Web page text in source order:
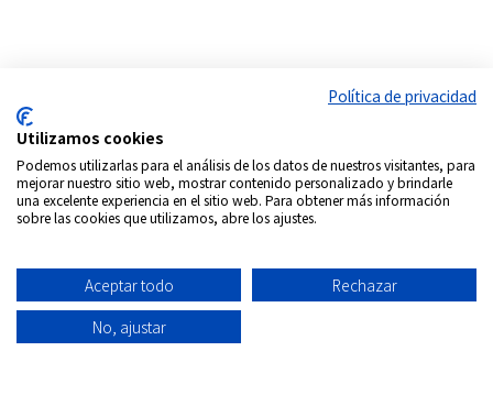
Síguenos en:
Todos los derechos Reservados
Política deInformaciónAviso
Política de privacidad
Utilizamos cookies
Podemos utilizarlas para el análisis de los datos de nuestros visitantes, para
mejorar nuestro sitio web, mostrar contenido personalizado y brindarle
una excelente experiencia en el sitio web. Para obtener más información
sobre las cookies que utilizamos, abre los ajustes.
Aceptar todo
Rechazar
No, ajustar